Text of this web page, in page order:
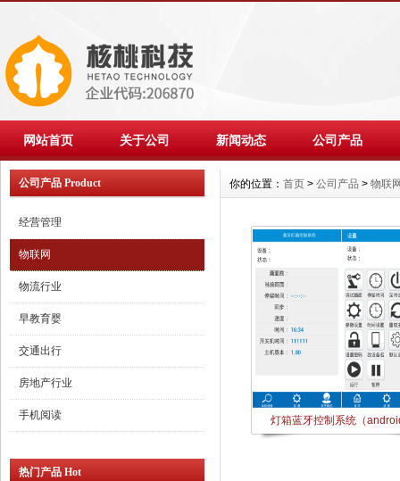
网站首页 关于公司 新闻动态 公司产品
公司产品 Product
经营管理
物联网
物流行业
早教育婴
交通出行
房地产行业
手机阅读
热门产品 Hot
你的位置： 首页 > 公司产品 > 物联
灯箱蓝牙控制系统（